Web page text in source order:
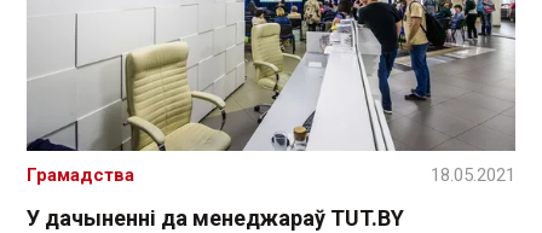
У дачыненні да менеджараў TUT.BY
Грамадства 18.05.2021